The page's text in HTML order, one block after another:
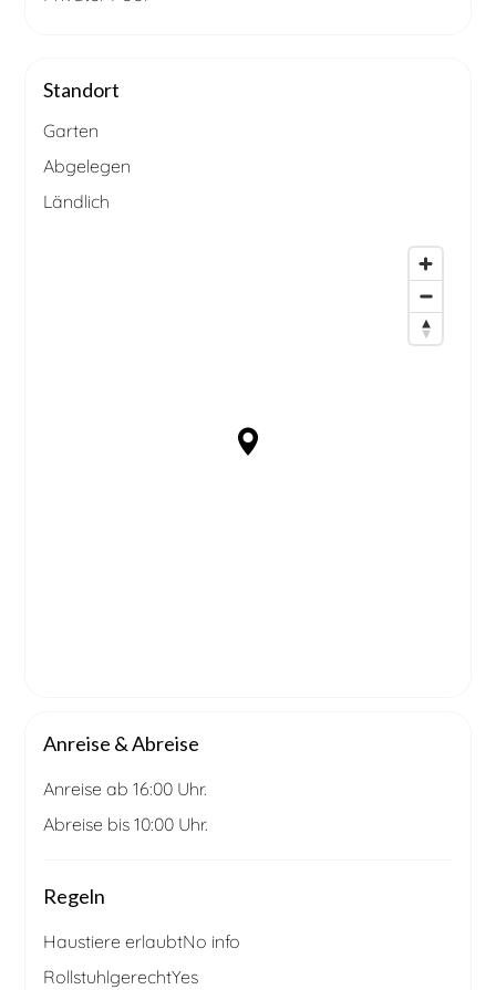
Standort
Garten
Abgelegen
Ländlich
Anreise & Abreise
Anreise ab 16:00 Uhr.
Abreise bis 10:00 Uhr.
Regeln
Haustiere erlaubtNo info
RollstuhlgerechtYes